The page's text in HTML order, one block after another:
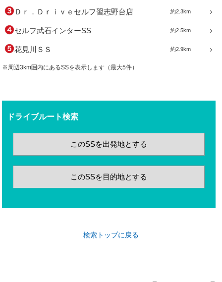
約2.3km
Ｄｒ．Ｄｒｉｖｅセルフ習志野台店
約2.5km
セルフ武石インターSS
約2.9km
花見川ＳＳ
※周辺3km圏内にあるSSを表示します（最大5件）
ドライブルート検索
このSSを出発地とする
このSSを目的地とする
検索トップに戻る